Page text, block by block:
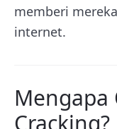
memberi
internet.
Mengapa
Cracking?